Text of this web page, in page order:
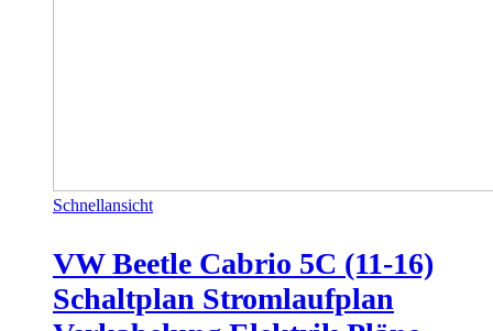
Schnellansicht
VW Beetle Cabrio 5C (11-16)
Schaltplan Stromlaufplan